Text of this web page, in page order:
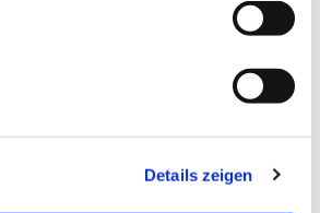
Details zeigen